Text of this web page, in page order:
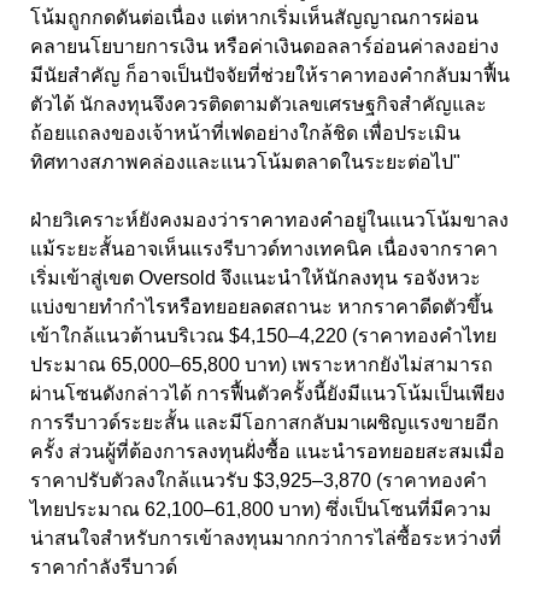
โน้มถูกกดดันต่อเนื่อง แต่หากเริ่มเห็นสัญญาณการผ่อน
คลายนโยบายการเงิน หรือค่าเงินดอลลาร์อ่อนค่าลงอย่าง
มีนัยสำคัญ ก็อาจเป็นปัจจัยที่ช่วยให้ราคาทองคำกลับมาฟื้น
ตัวได้ นักลงทุนจึงควรติดตามตัวเลขเศรษฐกิจสำคัญและ
ถ้อยแถลงของเจ้าหน้าที่เฟดอย่างใกล้ชิด เพื่อประเมิน
ทิศทางสภาพคล่องและแนวโน้มตลาดในระยะต่อไป"
ฝ่ายวิเคราะห์ยังคงมองว่าราคาทองคำอยู่ในแนวโน้มขาลง
แม้ระยะสั้นอาจเห็นแรงรีบาวด์ทางเทคนิค เนื่องจากราคา
เริ่มเข้าสู่เขต Oversold จึงแนะนำให้นักลงทุน รอจังหวะ
แบ่งขายทำกำไรหรือทยอยลดสถานะ หากราคาดีดตัวขึ้น
เข้าใกล้แนวต้านบริเวณ $4,150–4,220 (ราคาทองคำไทย
ประมาณ 65,000–65,800 บาท) เพราะหากยังไม่สามารถ
ผ่านโซนดังกล่าวได้ การฟื้นตัวครั้งนี้ยังมีแนวโน้มเป็นเพียง
การรีบาวด์ระยะสั้น และมีโอกาสกลับมาเผชิญแรงขายอีก
ครั้ง ส่วนผู้ที่ต้องการลงทุนฝั่งซื้อ แนะนำรอทยอยสะสมเมื่อ
ราคาปรับตัวลงใกล้แนวรับ $3,925–3,870 (ราคาทองคำ
ไทยประมาณ 62,100–61,800 บาท) ซึ่งเป็นโซนที่มีความ
น่าสนใจสำหรับการเข้าลงทุนมากกว่าการไล่ซื้อระหว่างที่
ราคากำลังรีบาวด์